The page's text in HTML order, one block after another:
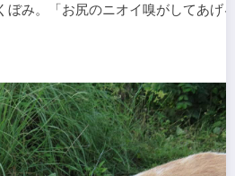
ぼみ。「お尻のニオイ嗅がしてあげ